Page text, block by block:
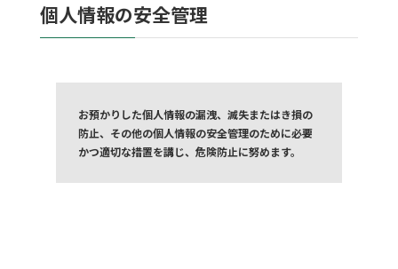
個人情報の安全管理
お預かりした個人情報の漏洩、滅失またはき損の
防止、その他の個人情報の安全管理のために必要
かつ適切な措置を講じ、危険防止に努めます。